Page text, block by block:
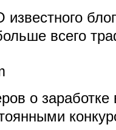
всего
о заработке